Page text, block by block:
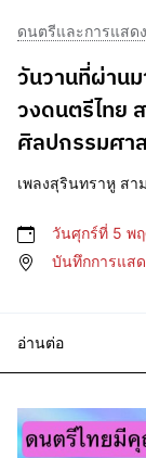
ดนตรีและการแสดง
วันวานที่ผ่าน
วงดนตรีไทย
ศิลปกรรมศา
เพลงสุรินทราหู สา
วันศุกร์ที่ 5 พ
บันทึกการแส
อ่านต่อ